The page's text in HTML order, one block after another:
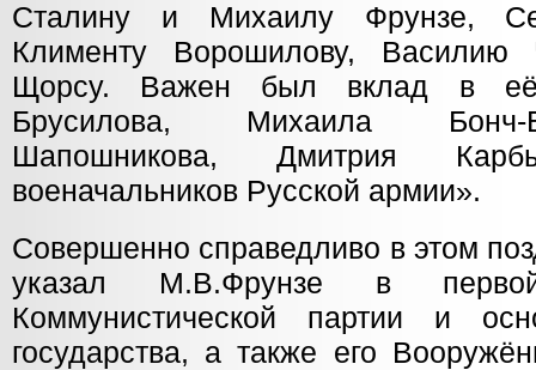
Сталину и Михаилу Фрунзе,
Клименту Ворошилову,
Щорсу. Важен был вклад в её
Брусилова, Михаила Бонч-
Шапошникова, Дмитрия
военачальников Русской армии».
Совершенно справедливо в этом
указал М.В.Фрунзе в
Коммунистической партии и
государства, а также его